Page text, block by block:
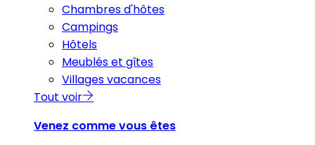
Chambres d'hôtes
Campings
Hôtels
Meublés et gîtes
Villages vacances
Tout voir
Venez comme vous êtes